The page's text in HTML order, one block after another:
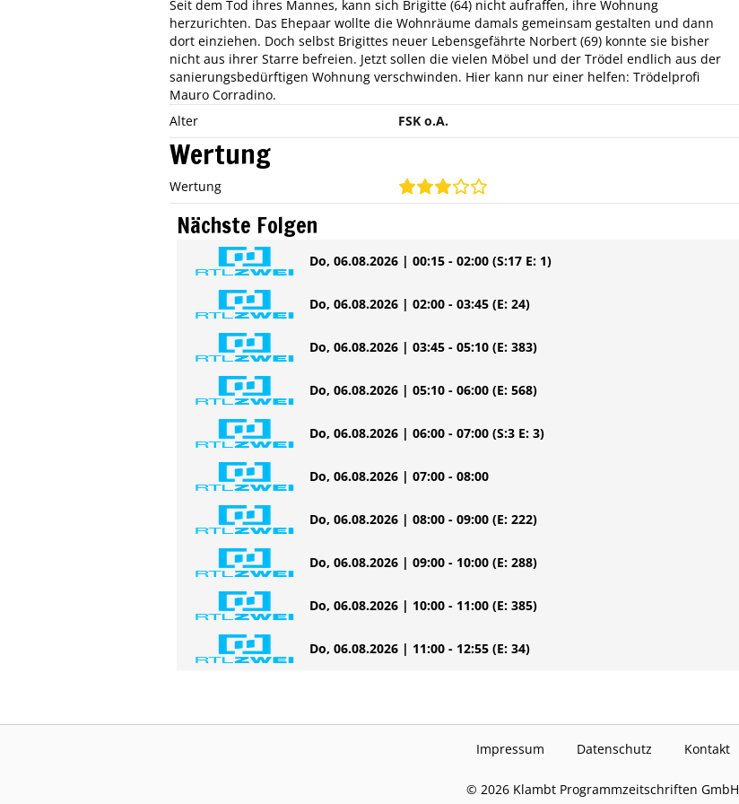
Seit dem Tod ihres Mannes, kann sich Brigitte (64) nicht aufraffen, ihre Wohnung
herzurichten. Das Ehepaar wollte die Wohnräume damals gemeinsam gestalten und dann
dort einziehen. Doch selbst Brigittes neuer Lebensgefährte Norbert (69) konnte sie bisher
nicht aus ihrer Starre befreien. Jetzt sollen die vielen Möbel und der Trödel endlich aus der
sanierungsbedürftigen Wohnung verschwinden. Hier kann nur einer helfen: Trödelprofi
Mauro Corradino.
Alter
FSK o.A.
Wertung
Wertung
Nächste Folgen
Do, 06.08.2026 | 00:15 - 02:00 (S:17 E: 1)
Do, 06.08.2026 | 02:00 - 03:45 (E: 24)
Do, 06.08.2026 | 03:45 - 05:10 (E: 383)
Do, 06.08.2026 | 05:10 - 06:00 (E: 568)
Do, 06.08.2026 | 06:00 - 07:00 (S:3 E: 3)
Do, 06.08.2026 | 07:00 - 08:00
Do, 06.08.2026 | 08:00 - 09:00 (E: 222)
Do, 06.08.2026 | 09:00 - 10:00 (E: 288)
Do, 06.08.2026 | 10:00 - 11:00 (E: 385)
Do, 06.08.2026 | 11:00 - 12:55 (E: 34)
Impressum Datenschutz Kontakt
© 2026 Klambt Programmzeitschriften GmbH